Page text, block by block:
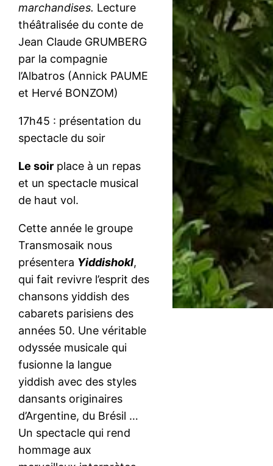
marchandises. Lecture
théâtralisée du conte de
Jean Claude GRUMBERG
par la compagnie
l’Albatros (Annick PAUME
et Hervé BONZOM)
17h45 : présentation du
spectacle du soir
Le soir place à un repas
et un spectacle musical
de haut vol.
Cette année le groupe
Transmosaik nous
présentera Yiddishokl,
qui fait revivre l’esprit des
chansons yiddish des
cabarets parisiens des
années 50. Une véritable
odyssée musicale qui
fusionne la langue
yiddish avec des styles
dansants originaires
d’Argentine, du Brésil …
Un spectacle qui rend
hommage aux